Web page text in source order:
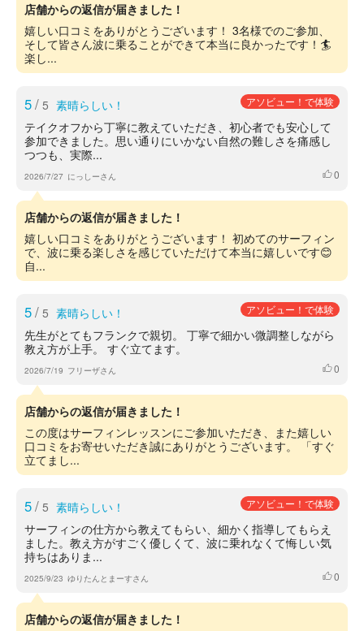
店舗からの返信が届きました！
嬉しい口コミをありがとうございます！ 3名様でのご参加、
そして皆さん波に乗ることができて本当に良かったです！🏄
楽し...
5/ 5 素晴らしい！ アソビュー！で体験
テイクオフから丁寧に教えていただき、初心者でも安心して
参加できました。思い通りにいかない自然の難しさを痛感し
つつも、実際...
2026/7/27 にっしーさん いいね
0
店舗からの返信が届きました！
嬉しい口コミをありがとうございます！ 初めてのサーフィン
で、波に乗る楽しさを感じていただけて本当に嬉しいです😊
自...
5/ 5 素晴らしい！ アソビュー！で体験
先生がとてもフランクで親切。 丁寧で細かい微調整しながら
教え方が上手。 すぐ立てます。
2026/7/19 フリーザさん いいね
0
店舗からの返信が届きました！
この度はサーフィンレッスンにご参加いただき、また嬉しい
口コミをお寄せいただき誠にありがとうございます。 「すぐ
立てまし...
5/ 5 素晴らしい！ アソビュー！で体験
サーフィンの仕方から教えてもらい、細かく指導してもらえ
ました。教え方がすごく優しくて、波に乗れなくて悔しい気
持ちはありま...
2025/9/23 ゆりたんとまーすさん いいね
0
店舗からの返信が届きました！